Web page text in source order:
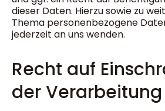
dieser Daten. Hierzu sowie zu
Thema personenbezogene
jederzeit an uns wenden.
Recht auf
der Verarbeitung